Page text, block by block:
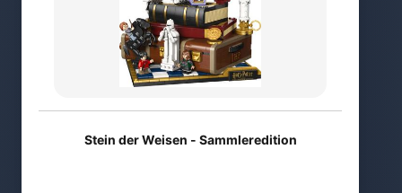
Stein der Weisen - Sammleredition